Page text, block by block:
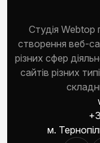
Студія Webtop
створення веб-
різних сфер
сайтів різних
м.